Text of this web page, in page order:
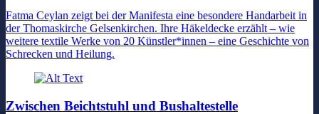
Fatma Ceylan zeigt bei der Manifesta eine besondere Handarbeit in
der Thomaskirche Gelsenkirchen. Ihre Häkeldecke erzählt – wie
weitere textile Werke von 20 Künstler*innen – eine Geschichte von
Schrecken und Heilung.
Zwischen Beichtstuhl und Bushaltestelle